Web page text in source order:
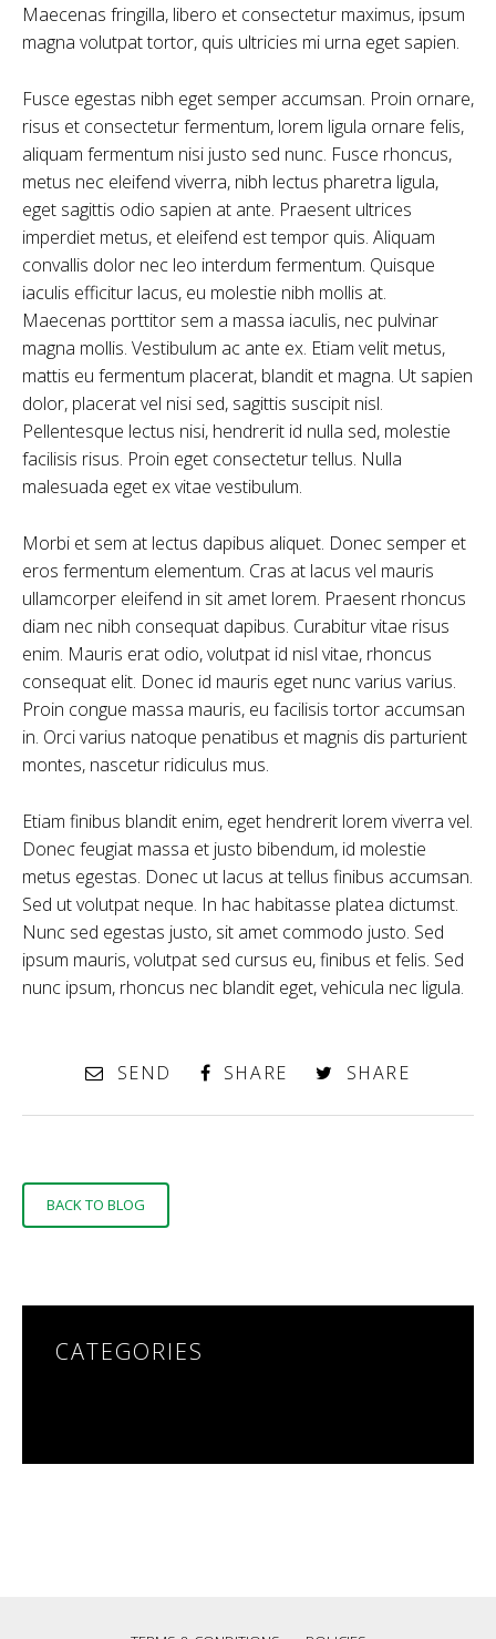
Maecenas fringilla, libero et consectetur maximus, ipsum
magna volutpat tortor, quis ultricies mi urna eget sapien.
Fusce egestas nibh eget semper accumsan. Proin ornare,
risus et consectetur fermentum, lorem ligula ornare felis,
aliquam fermentum nisi justo sed nunc. Fusce rhoncus,
metus nec eleifend viverra, nibh lectus pharetra ligula,
eget sagittis odio sapien at ante. Praesent ultrices
imperdiet metus, et eleifend est tempor quis. Aliquam
convallis dolor nec leo interdum fermentum. Quisque
iaculis efficitur lacus, eu molestie nibh mollis at.
Maecenas porttitor sem a massa iaculis, nec pulvinar
magna mollis. Vestibulum ac ante ex. Etiam velit metus,
mattis eu fermentum placerat, blandit et magna. Ut sapien
dolor, placerat vel nisi sed, sagittis suscipit nisl.
Pellentesque lectus nisi, hendrerit id nulla sed, molestie
facilisis risus. Proin eget consectetur tellus. Nulla
malesuada eget ex vitae vestibulum.
Morbi et sem at lectus dapibus aliquet. Donec semper et
eros fermentum elementum. Cras at lacus vel mauris
ullamcorper eleifend in sit amet lorem. Praesent rhoncus
diam nec nibh consequat dapibus. Curabitur vitae risus
enim. Mauris erat odio, volutpat id nisl vitae, rhoncus
consequat elit. Donec id mauris eget nunc varius varius.
Proin congue massa mauris, eu facilisis tortor accumsan
in. Orci varius natoque penatibus et magnis dis parturient
montes, nascetur ridiculus mus.
Etiam finibus blandit enim, eget hendrerit lorem viverra vel.
Donec feugiat massa et justo bibendum, id molestie
metus egestas. Donec ut lacus at tellus finibus accumsan.
Sed ut volutpat neque. In hac habitasse platea dictumst.
Nunc sed egestas justo, sit amet commodo justo. Sed
ipsum mauris, volutpat sed cursus eu, finibus et felis. Sed
nunc ipsum, rhoncus nec blandit eget, vehicula nec ligula.
SEND SHARE SHARE
BACK TO BLOG
CATEGORIES